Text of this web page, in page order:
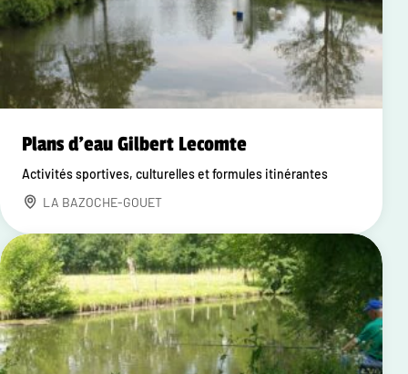
Plans d'eau Gilbert Lecomte
Activités sportives, culturelles et formules itinérantes
LA BAZOCHE-GOUET